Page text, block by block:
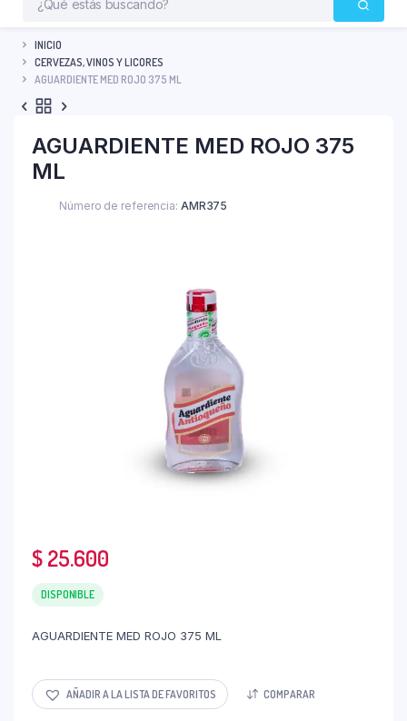
INICIO
CERVEZAS, VINOS Y LICORES
AGUARDIENTE MED ROJO 375 ML
AGUARDIENTE MED ROJO 375
ML
Número de referencia: AMR375
$25.600
DISPONIBLE
AGUARDIENTE MED ROJO 375 ML
AÑADIR A LA LISTA DE FAVORITOS COMPARAR